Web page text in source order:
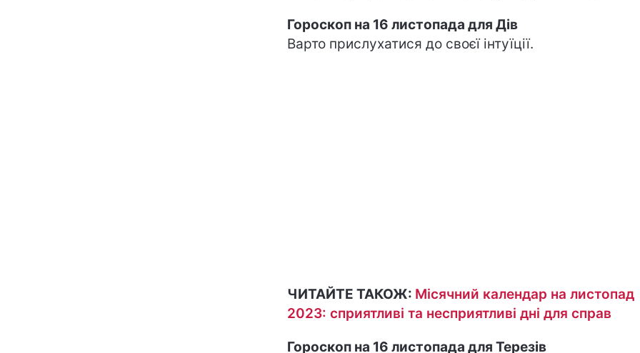
Гороскоп на 16 листопада для Дів
Варто прислухатися до своєї інтуїції.
ЧИТАЙТЕ ТАКОЖ: Місячний календар на листопад
2023: сприятливі та несприятливі дні для справ
Гороскоп на 16 листопада для Терезів